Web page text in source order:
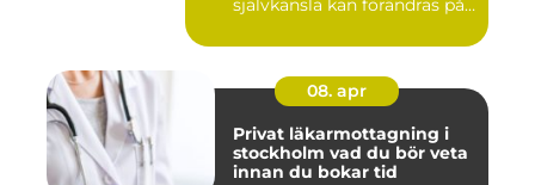
självkänsla kan förändras på
08. apr
Privat läkarmottagning i
stockholm vad du bör veta
innan du bokar tid